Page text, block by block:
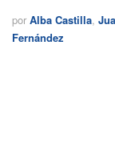
por Alba Castilla,
Fernández